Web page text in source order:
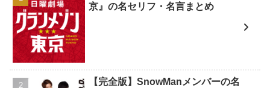
京』の名セリフ・名言まとめ
【完全版】SnowManメンバーの名